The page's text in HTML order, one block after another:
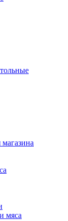
мяса